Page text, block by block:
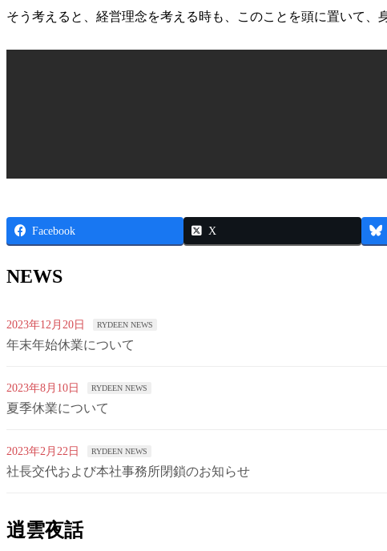
そう考えると、経営理念を考える時も、このことを頭に置いて、
Facebook X
NEWS
2023年12月20日 RYDEEN NEWS
年末年始休業について
2023年8月10日 RYDEEN NEWS
夏季休業について
2023年2月22日 RYDEEN NEWS
社長交代および本社事務所閉鎖のお知らせ
逍雲夜話